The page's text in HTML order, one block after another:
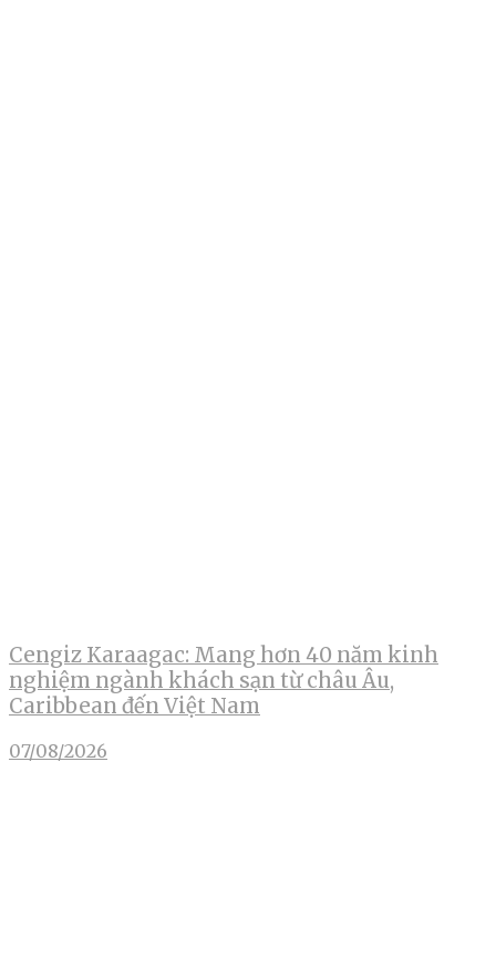
Cengiz Karaagac: Mang hơn 40 năm kinh
nghiệm ngành khách sạn từ châu Âu,
Caribbean đến Việt Nam
07/08/2026